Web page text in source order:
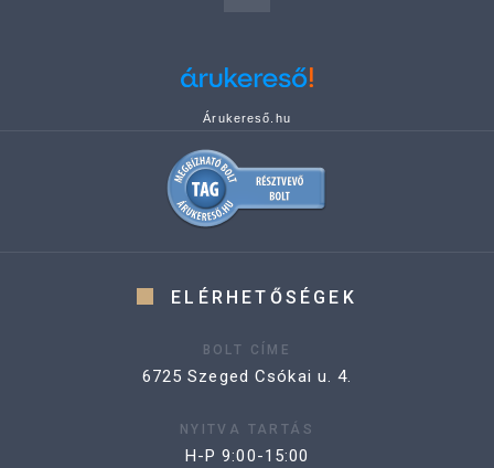
Árukereső.hu
ELÉRHETŐSÉGEK
BOLT CÍME
6725 Szeged Csókai u. 4.
NYITVA TARTÁS
H-P 9:00-15:00